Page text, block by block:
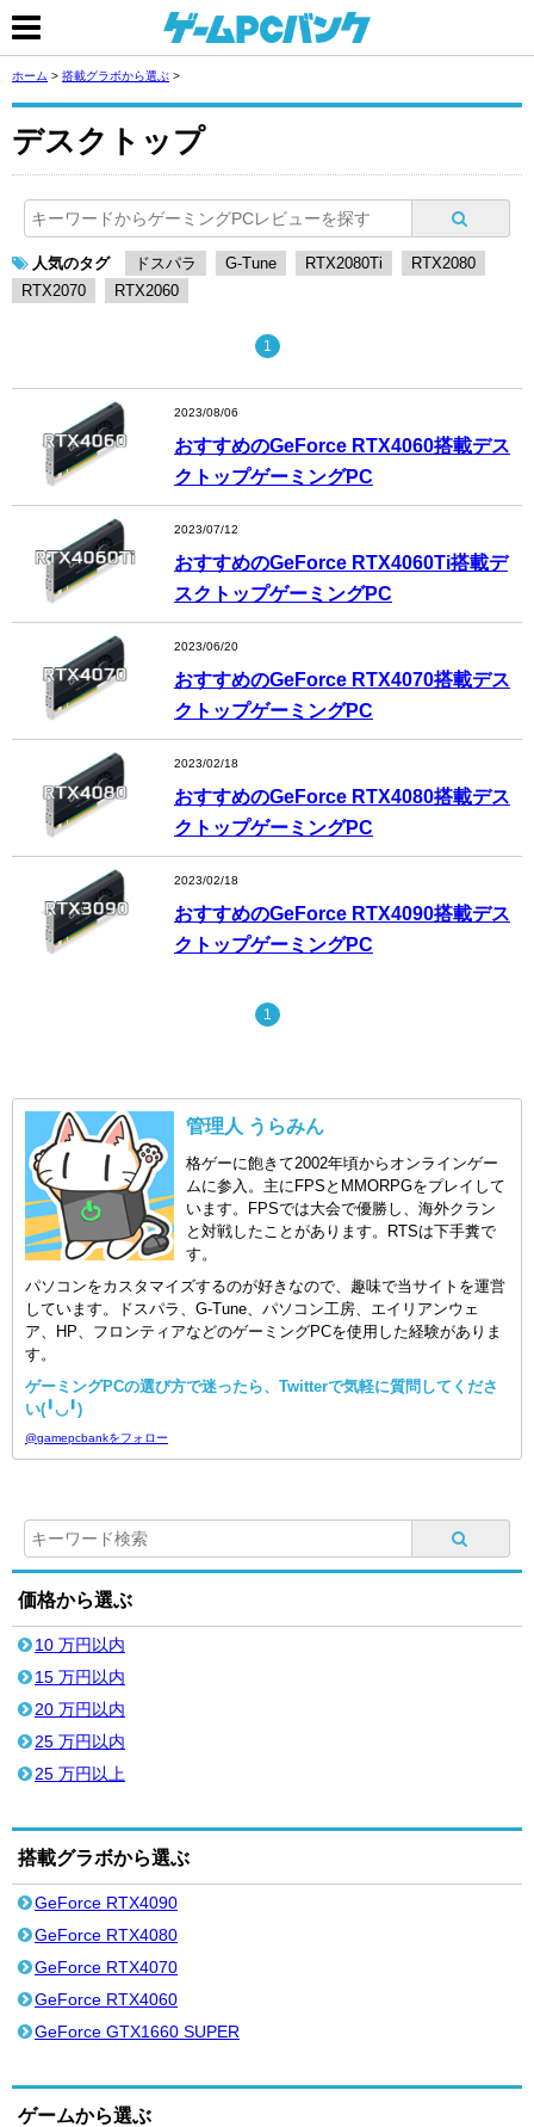
ホーム > 搭載グラボから選ぶ >
デスクトップ
人気のタグ ドスパラ G-Tune RTX2080Ti
RTX2080
RTX2070
RTX2060
1
2023/08/06
おすすめのGeForce RTX4060搭載デス
クトップゲーミングPC
2023/07/12
おすすめのGeForce RTX4060Ti搭載デ
スクトップゲーミングPC
2023/06/20
おすすめのGeForce RTX4070搭載デス
クトップゲーミングPC
2023/02/18
おすすめのGeForce RTX4080搭載デス
クトップゲーミングPC
2023/02/18
おすすめのGeForce RTX4090搭載デス
クトップゲーミングPC
1
管理人 うらみん
格ゲーに飽きて2002年頃からオンラインゲー
ムに参入。主にFPSとMMORPGをプレイして
います。FPSでは大会で優勝し、海外クラン
と対戦したことがあります。RTSは下手糞で
す。
パソコンをカスタマイズするのが好きなので、趣味で当サイトを運営
しています。ドスパラ、G-Tune、パソコン工房、エイリアンウェ
ア、HP、フロンティアなどのゲーミングPCを使用した経験がありま
す。
ゲーミングPCの選び方で迷ったら、Twitterで気軽に質問してくださ
い(╹◡╹)
@gamepcbankをフォロー
価格から選ぶ
10 万円以内
15 万円以内
20 万円以内
25 万円以内
25 万円以上
搭載グラボから選ぶ
GeForce RTX4090
GeForce RTX4080
GeForce RTX4070
GeForce RTX4060
GeForce GTX1660 SUPER
ゲームから選ぶ